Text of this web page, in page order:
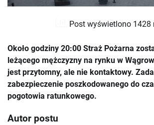
Post wyświetlono 1428
Około godziny 20:00 Straż Pożarna
leżącego mężczyzny na rynku w
jest przytomny, ale nie kontaktowy.
zabezpieczenie poszkodowanego do
pogotowia ratunkowego.
Autor postu